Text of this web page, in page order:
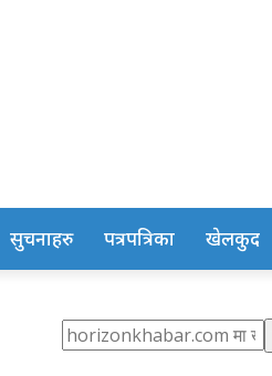
सुचनाहरु पत्रपत्रिका खेलकुद
Search